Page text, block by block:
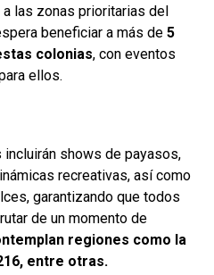
las zonas prioritarias del
beneficiar a más de 5
colonias, con eventos
ellos.
shows de payasos,
recreativas, así como
garantizando que todos
de un momento de
regiones como la
entre otras.